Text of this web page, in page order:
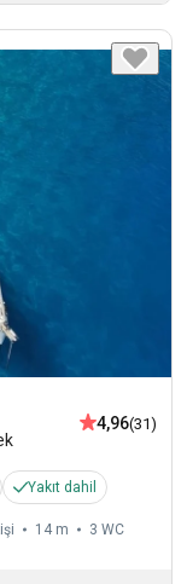
4,96(31)
Yakıt dahil
14 m 3 WC